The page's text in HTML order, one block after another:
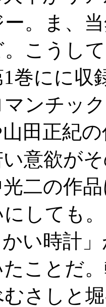
。ま、
こうし
巻にに収
ンチッ
田正紀
意欲が
二の作
しても
い時計
ことだ
さしと